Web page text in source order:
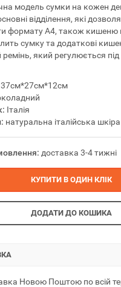
модель сумки на кожен
відділення, які
формату А4, також кишеню
сумку та додаткові
який регулюється
37см*27см*12см
Італія
натуральна італійська шкіра
доставка 3-4 тижні
КУПИТИ В ОДИН КЛІК
ДОДАТИ ДО КОШИКА
Новою Поштою по всій